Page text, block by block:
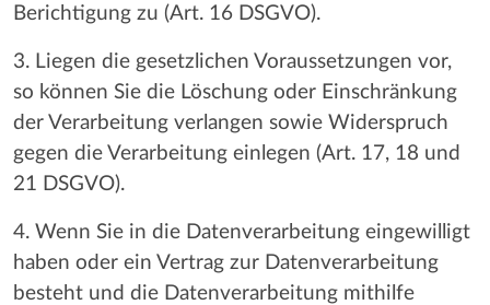
Berichtigung zu (Art. 16 DSGVO).
3. Liegen die gesetzlichen Voraussetzungen vor,
so können Sie die Löschung oder Einschränkung
der Verarbeitung verlangen sowie Widerspruch
gegen die Verarbeitung einlegen (Art. 17, 18 und
21 DSGVO).
4. Wenn Sie in die Datenverarbeitung eingewilligt
haben oder ein Vertrag zur Datenverarbeitung
besteht und die Datenverarbeitung mithilfe